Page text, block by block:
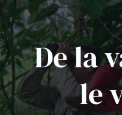
De la
le